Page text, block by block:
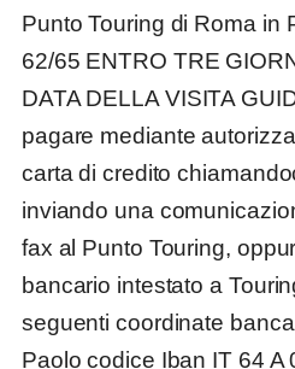
Punto Touring di Roma in
62/65 ENTRO TRE
DATA DELLA VISITA
pagare mediante
carta di credito
inviando una
fax al Punto Touring,
bancario intestato a
seguenti coordinate
Paolocodice Iban IT 64 A